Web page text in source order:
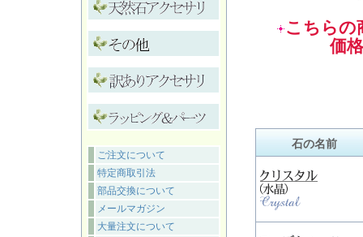
ご注文について
特定商取引法
部品交換について
メールマガジン
大量注文について
こちらの
価
石の名前